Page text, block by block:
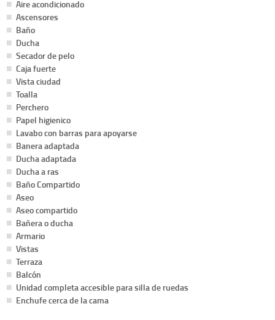
Aire acondicionado
Ascensores
Baño
Ducha
Secador de pelo
Caja fuerte
Vista ciudad
Toalla
Perchero
Papel higienico
Lavabo con barras para apoyarse
Banera adaptada
Ducha adaptada
Ducha a ras
Baño Compartido
Aseo
Aseo compartido
Bañera o ducha
Armario
Vistas
Terraza
Balcón
Unidad completa accesible para silla de ruedas
Enchufe cerca de la cama